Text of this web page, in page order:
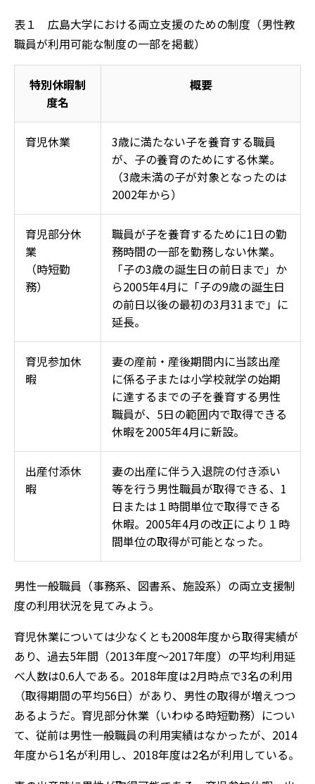
表１ 広島大学における両立支援のための制度（男性教
職員が利用可能な制度の一部を掲載）
特別休暇制
度名
概要
育児休業
3歳に満たない子を養育する職員
が、子の養育のためにする休業。
（3歳未満の子が対象となったのは
2002年から）
育児部分休
業
（時短勤
務）
職員が子を養育するために1日の勤
務時間の一部を勤務しない休業。
「子の3歳の誕生日の前日まで」か
ら2005年4月に「子の9歳の誕生日
の前日以後の最初の3月31まで」に
延長。
育児参加休
暇
妻の産前・産後期間内に当該出産
に係る子または小学校就学の始期
に達するまでの子を養育する男性
職員が、5日の範囲内で取得できる
休暇を2005年4月に新設。
出産付添休
暇
妻の出産に伴う入退院の付き添い
等を行う男性職員が取得できる、1
日または１時間単位で取得できる
休暇。2005年4月の改正により１時
間単位の取得が可能となった。
男性一般職員（事務系、図書系、施設系）の両立支援制
度の利用状況を見てみよう。
育児休業については少なくとも2008年度から取得実績が
あり、過去5年間（2013年度～2017年度）の平均利用延
べ人数は0.6人である。2018年度は2月時点で3名の利用
（取得期間の平均56日）があり、男性の取得が増えつつ
あるようだ。育児部分休業（いわゆる時短勤務）につい
て、従前は男性一般職員の利用実績はなかったが、2014
年度から1名が利用し、2018年度は2名が利用している。